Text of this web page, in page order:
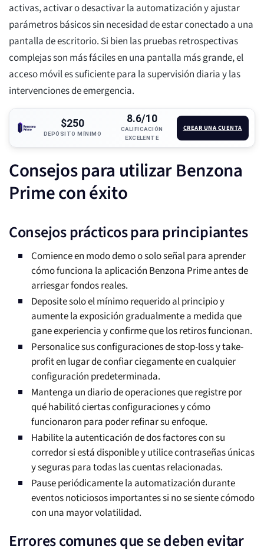
activas, activar o desactivar la automatización y ajustar
parámetros básicos sin necesidad de estar conectado a una
pantalla de escritorio. Si bien las pruebas retrospectivas
complejas son más fáciles en una pantalla más grande, el
acceso móvil es suficiente para la supervisión diaria y las
intervenciones de emergencia.
$250
DEPÓSITO MÍNIMO
8.6/10
CALIFICACIÓN
EXCELENTE
CREAR UNA CUENTA
Consejos para utilizar Benzona
Prime con éxito
Consejos prácticos para principiantes
Comience en modo demo o solo señal para aprender
cómo funciona la aplicación Benzona Prime antes de
arriesgar fondos reales.
Deposite solo el mínimo requerido al principio y
aumente la exposición gradualmente a medida que
gane experiencia y confirme que los retiros funcionan.
Personalice sus configuraciones de stop-loss y take-
profit en lugar de confiar ciegamente en cualquier
configuración predeterminada.
Mantenga un diario de operaciones que registre por
qué habilitó ciertas configuraciones y cómo
funcionaron para poder refinar su enfoque.
Habilite la autenticación de dos factores con su
corredor si está disponible y utilice contraseñas únicas
y seguras para todas las cuentas relacionadas.
Pause periódicamente la automatización durante
eventos noticiosos importantes si no se siente cómodo
con una mayor volatilidad.
Errores comunes que se deben evitar